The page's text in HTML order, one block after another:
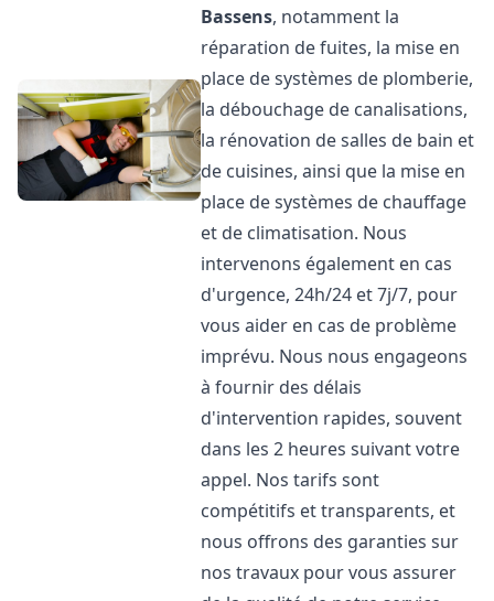
Bassens, notamment la
réparation de fuites, la mise en
place de systèmes de plomberie,
la débouchage de canalisations,
la rénovation de salles de bain et
de cuisines, ainsi que la mise en
place de systèmes de chauffage
et de climatisation. Nous
intervenons également en cas
d'urgence, 24h/24 et 7j/7, pour
vous aider en cas de problème
imprévu. Nous nous engageons
à fournir des délais
d'intervention rapides, souvent
dans les 2 heures suivant votre
appel. Nos tarifs sont
compétitifs et transparents, et
nous offrons des garanties sur
nos travaux pour vous assurer